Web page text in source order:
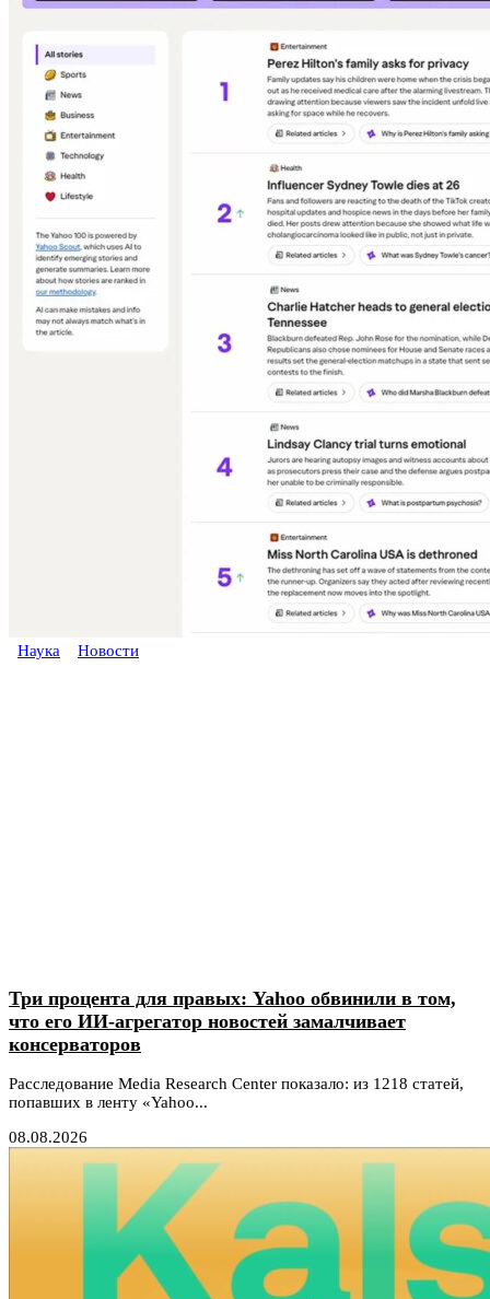
Наука Новости
Три процента для правых: Yahoo обвинили в том,
что его ИИ-агрегатор новостей замалчивает
консерваторов
Расследование Media Research Center показало: из 1218 статей,
попавших в ленту «Yahoo...
08.08.2026